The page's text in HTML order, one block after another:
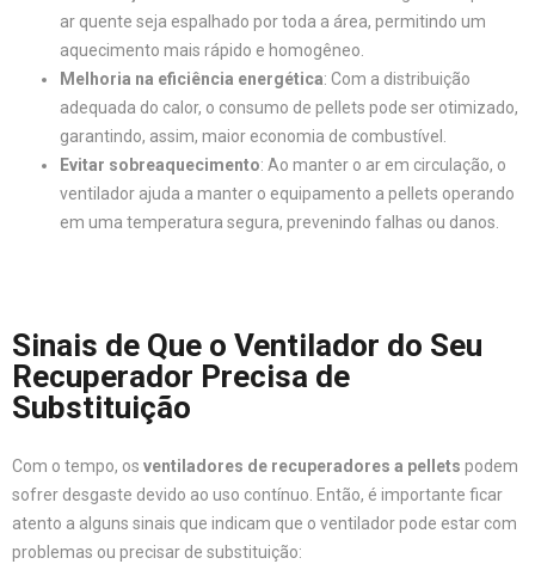
ar quente seja espalhado por toda a área, permitindo um
aquecimento mais rápido e homogêneo.
Melhoria na eficiência energética: Com a distribuição
adequada do calor, o consumo de pellets pode ser otimizado,
garantindo, assim, maior economia de combustível.
Evitar sobreaquecimento: Ao manter o ar em circulação, o
ventilador ajuda a manter o equipamento a pellets operando
em uma temperatura segura, prevenindo falhas ou danos.
Sinais de Que o Ventilador do Seu
Recuperador Precisa de
Substituição
Com o tempo, os ventiladores de recuperadores a pellets podem
sofrer desgaste devido ao uso contínuo. Então, é importante ficar
atento a alguns sinais que indicam que o ventilador pode estar com
problemas ou precisar de substituição: